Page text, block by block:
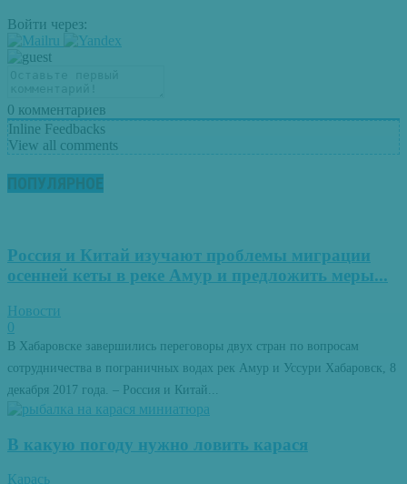
Войти через:
0 комментариев
Inline Feedbacks
View all comments
ПОПУЛЯРНОЕ
Россия и Китай изучают проблемы миграции
осенней кеты в реке Амур и предложить меры...
Новости
0
В Хабаровске завершились переговоры двух стран по вопросам
сотрудничества в пограничных водах рек Амур и Уссури Хабаровск, 8
декабря 2017 года. – Россия и Китай...
В какую погоду нужно ловить карася
Карась